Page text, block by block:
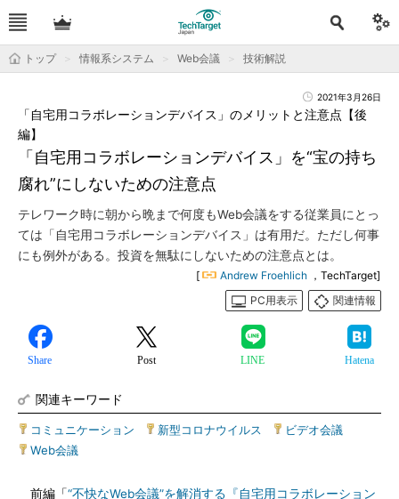
トップ 情報系システム Web会議 技術解説
2021年3月26日
「自宅用コラボレーションデバイス」を“宝の持ち
腐れ”にしないための注意点
「自宅用コラボレーションデバイス」のメリットと注意点【後
編】
テレワーク時に朝から晩まで何度もWeb会議をする従業員にとっ
ては「自宅用コラボレーションデバイス」は有用だ。ただし何事
にも例外がある。投資を無駄にしないための注意点とは。
[ Andrew Froehlich ，TechTarget]
PC用表示
関連情報
Share Post LINE Hatena
関連キーワード
コミュニケーション 新型コロナウイルス ビデオ会議
Web会議
前編「“不快なWeb会議”を解消する『自宅用コラボレーション